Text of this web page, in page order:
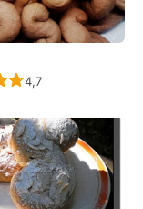
Recept ještě nebyl
4,7